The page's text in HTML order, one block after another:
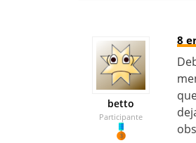
betto
Participante
8